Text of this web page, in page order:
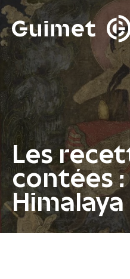
Les
contées :
Himalaya
Panneau de gestion des